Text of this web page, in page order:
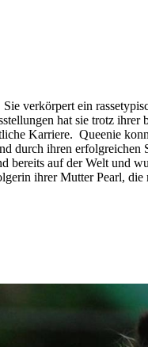
verkörpert ein
hat sie trotz
Karriere. Queenie
durch ihren
bereits auf der Welt und
ihrer Mutter Pearl,